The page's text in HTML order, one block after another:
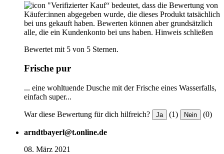
"Verifizierter Kauf“ bedeutet, dass die Bewertung von
Käufer:innen abgegeben wurde, die dieses Produkt tatsächlich
bei uns gekauft haben. Bewerten können aber grundsätzlich
alle, die ein Kundenkonto bei uns haben. Hinweis schließen
Bewertet mit 5 von 5 Sternen.
Frische pur
... eine wohltuende Dusche mit der Frische eines Wasserfalls,
einfach super...
War diese Bewertung für dich hilfreich? Ja (1) Nein (0)
arndtbayerl@t.online.de
08. März 2021